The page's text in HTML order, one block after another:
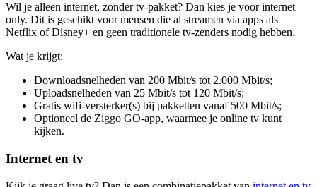
Wil je alleen internet, zonder tv-pakket? Dan kies je voor internet
only. Dit is geschikt voor mensen die al streamen via apps als
Netflix of Disney+ en geen traditionele tv-zenders nodig hebben.
Wat je krijgt:
Downloadsnelheden van 200 Mbit/s tot 2.000 Mbit/s;
Uploadsnelheden van 25 Mbit/s tot 120 Mbit/s;
Gratis wifi-versterker(s) bij pakketten vanaf 500 Mbit/s;
Optioneel de Ziggo GO-app, waarmee je online tv kunt
kijken.
Internet en tv